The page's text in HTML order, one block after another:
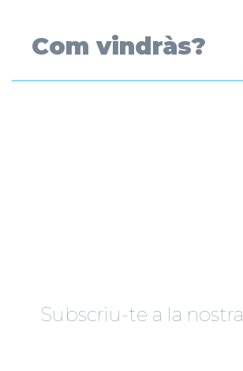
Com vindràs?
Subscriu-te a la nostra